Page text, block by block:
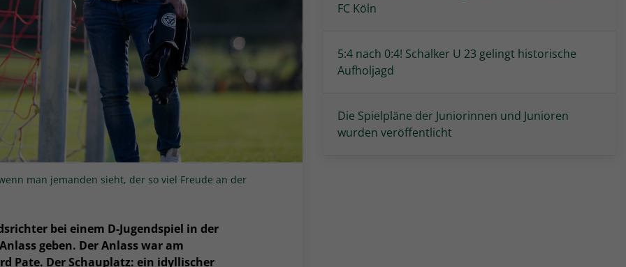
man jemanden sieht, der so viel Freude an der
bei einem D-Jugendspiel in der
geben. Der Anlass war am
Pate. Der Schauplatz: ein idyllischer
FC Köln
5:4 nach 0:4! Schalker U 23 gelingt historische
Aufholjagd
Die Spielpläne der Juniorinnen und Junioren
wurden veröffentlicht